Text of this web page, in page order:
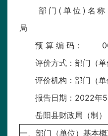
部门(单位)名
局
预 算 编 码
评价方式：部门（单
评价机构：部门（单
报告日期：2022年5
岳阳县财政局（制）
一、部门（单位）基本